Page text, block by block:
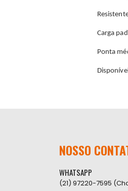
Carga
Ponta
NOSSO
WHATSAPP
(21) 97220-7595